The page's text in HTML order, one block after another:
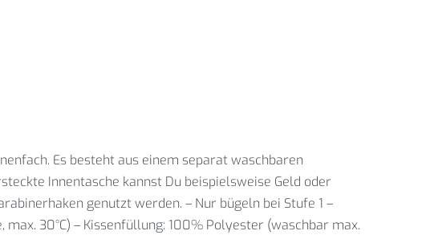
Es besteht aus einem separat waschbaren
Innentasche kannst Du beispielsweise Geld oder
genutzt werden. – Nur bügeln bei Stufe 1 –
30°C) – Kissenfüllung: 100% Polyester (waschbar max.